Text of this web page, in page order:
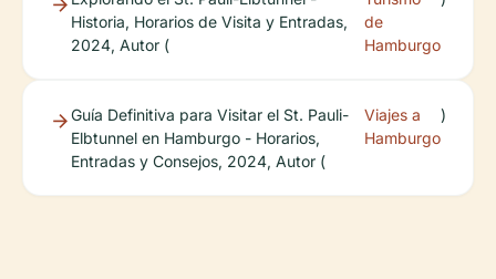
Historia, Horarios de Visita y Entradas,
2024, Autor (
de
Hamburgo
Guía Definitiva para Visitar el St. Pauli-
Elbtunnel en Hamburgo - Horarios,
Entradas y Consejos, 2024, Autor (
Viajes a
Hamburgo
)